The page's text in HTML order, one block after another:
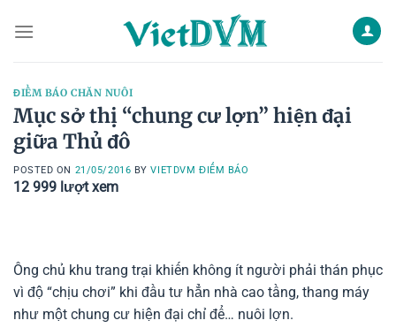
ĐIỂM BÁO CHĂN NUÔI
Mục sở thị “chung cư lợn” hiện đại
giữa Thủ đô
POSTED ON 21/05/2016 BYVIETDVM ĐIỂM BÁO
12 999 lượt xem
Ông chủ khu trang trại khiến không ít người phải thán phục
vì độ “chịu chơi” khi đầu tư hẳn nhà cao tầng, thang máy
như một chung cư hiện đại chỉ để… nuôi lợn.